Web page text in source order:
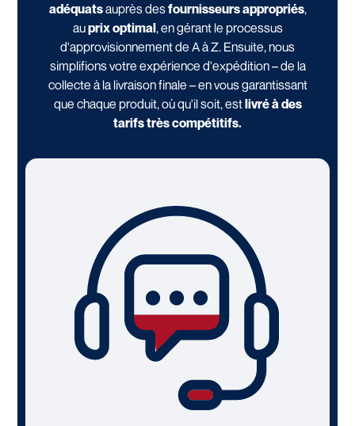
adéquatsauprès desfournisseurs appropriés,
auprix optimal, en gérant le processus
d'approvisionnement de A à Z. Ensuite, nous
simplifions votre expérience d'expédition – de la
collecte à la livraison finale – en vous garantissant
que chaque produit, où qu'il soit, estlivré à des
tarifs très compétitifs.